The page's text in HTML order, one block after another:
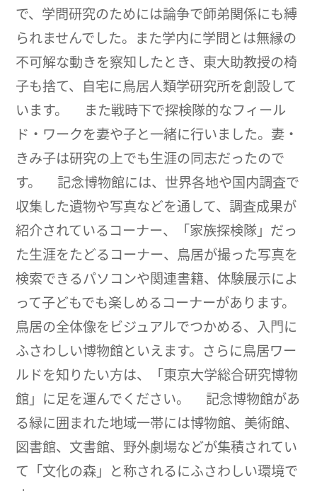
で、学問研究のためには論争で師弟関係にも縛
られませんでした。また学内に学問とは無縁の
不可解な動きを察知したとき、東大助教授の椅
子も捨て、自宅に鳥居人類学研究所を創設して
います。 また戦時下で探検隊的なフィール
ド・ワークを妻や子と一緒に行いました。妻・
きみ子は研究の上でも生涯の同志だったので
す。 記念博物館には、世界各地や国内調査で
収集した遺物や写真などを通して、調査成果が
紹介されているコーナー、「家族探検隊」だっ
た生涯をたどるコーナー、鳥居が撮った写真を
検索できるパソコンや関連書籍、体験展示によ
って子どもでも楽しめるコーナーがあります。
鳥居の全体像をビジュアルでつかめる、入門に
ふさわしい博物館といえます。さらに鳥居ワー
ルドを知りたい方は、「東京大学総合研究博物
館」に足を運んでください。 記念博物館があ
る緑に囲まれた地域一帯には博物館、美術館、
図書館、文書館、野外劇場などが集積されてい
て「文化の森」と称されるにふさわしい環境で